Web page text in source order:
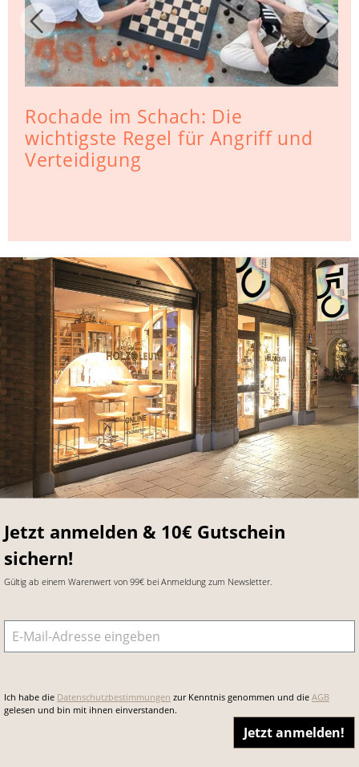
Rochade im Schach: Die
wichtigste Regel für Angriff und
Verteidigung
Jetzt anmelden & 10€ Gutschein
sichern!
Gültig ab einem Warenwert von 99€ bei Anmeldung zum Newsletter.
E-Mail-Adresse
Ich habe die Datenschutzbestimmungen zur Kenntnis genommen und die AGB
gelesen und bin mit ihnen einverstanden.
Jetzt anmelden!